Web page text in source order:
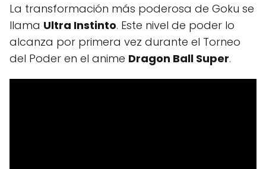
La transformación más poderosa de Goku se
llama Ultra Instinto. Este nivel de poder lo
alcanza por primera vez durante el Torneo
del Poder en el anime Dragon Ball Super.